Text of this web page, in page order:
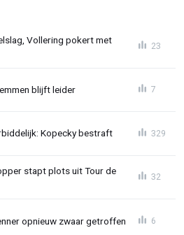
Vollering pokert met
23
blijft leider 7
Kopecky bestraft 329
stapt plots uit Tour de
32
opnieuw zwaar getroffen 6